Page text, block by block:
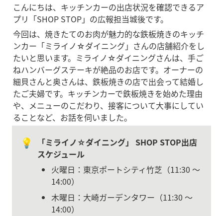
こんにちは、キッチンカーの出店状況を確認できるア
プリ「SHOP STOP」の広報担当城後です。
今回は、焼きたてのお肉が魅力的な鉄板焼きのキッチ
ンカー「ミライノ☆ダイニング」さんの店舗紹介をし
たいと思います。ミライノ☆ダイニングさんは、手ご
ねハンバーグステーキが絶品のお店です。オーナーの
細貝さんと奥さんは、鉄板焼きの店で出会って結婚し
たご夫婦です。キッチンカーで鉄板焼きを始めた理由
や、メニューのこだわり、接客について大事にしてい
ることなど、お話を伺いました。
💡
「ミライノ☆ダイニング」 SHOP STOP出店
スケジュール
火曜日：東京ポートシティ竹芝（11:30 〜
14:00）
木曜日：大崎ガーデンタワー（11:30 〜
14:00）